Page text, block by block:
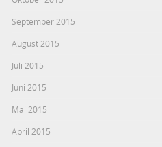
September 2015
August 2015
Juli 2015
Juni 2015
Mai 2015
April 2015